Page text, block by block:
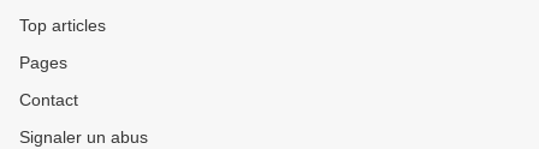
Top articles
Pages
Contact
Signaler un abus